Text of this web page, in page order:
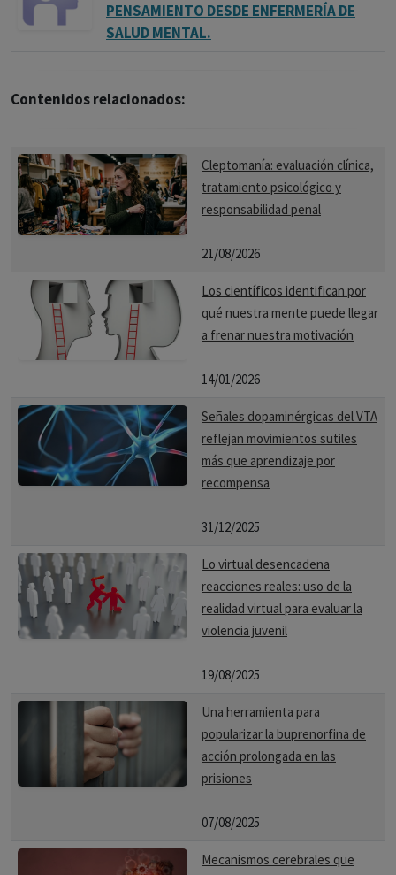
PENSAMIENTO DESDE ENFERMERÍA DE
SALUD MENTAL.
Contenidos relacionados:
Cleptomanía: evaluación clínica,
tratamiento psicológico y
responsabilidad penal
21/08/2026
Los científicos identifican por
qué nuestra mente puede llegar
a frenar nuestra motivación
14/01/2026
Señales dopaminérgicas del VTA
reflejan movimientos sutiles
más que aprendizaje por
recompensa
31/12/2025
Lo virtual desencadena
reacciones reales: uso de la
realidad virtual para evaluar la
violencia juvenil
19/08/2025
Una herramienta para
popularizar la buprenorfina de
acción prolongada en las
prisiones
07/08/2025
Mecanismos cerebrales que